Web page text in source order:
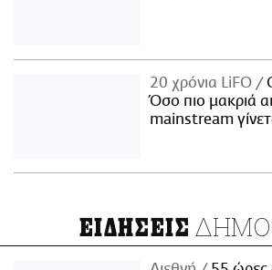
20 χρόνια LiFO
Όσο πιο μακριά
mainstream
ΕΙΔΗΣΕΙΣ